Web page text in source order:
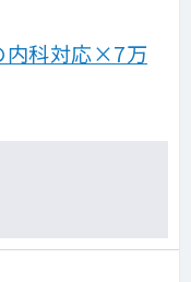
内科対応×7万